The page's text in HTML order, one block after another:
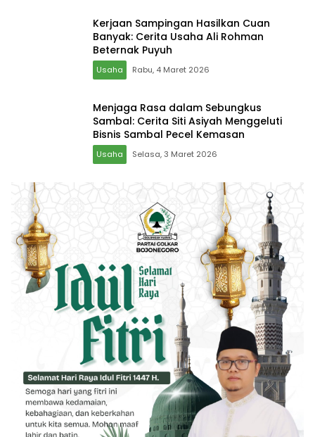
Kerjaan Sampingan Hasilkan Cuan
Banyak: Cerita Usaha Ali Rohman
Beternak Puyuh
Usaha Rabu, 4 Maret 2026
Menjaga Rasa dalam Sebungkus
Sambal: Cerita Siti Asiyah Menggeluti
Bisnis Sambal Pecel Kemasan
Usaha Selasa, 3 Maret 2026